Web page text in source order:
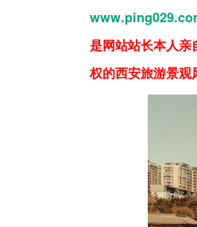
是网站站长本人亲
权的西安旅游景观